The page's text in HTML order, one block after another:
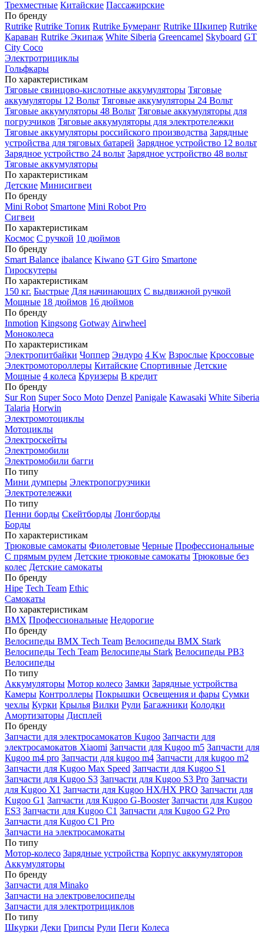
Трехместные Китайские Пассажирские
По бренду
Rutrike Rutrike Топик Rutrike Бумеранг Rutrike Шкипер Rutrike
Караван Rutrike Экипаж White Siberia Greencamel Skyboard GT
City Coco
Электротрициклы
Гольфкары
По характеристикам
Тяговые свинцово-кислотные аккумуляторы Тяговые
аккумуляторы 12 Вольт Тяговые аккумуляторы 24 Вольт
Тяговые аккумуляторы 48 Вольт Тяговые аккумуляторы для
погрузчиков Тяговые аккумуляторы для электротележки
Тяговые аккумуляторы российского производства Зарядные
устройства для тяговых батарей Зарядное устройство 12 вольт
Зарядное устройство 24 вольт Зарядное устройство 48 вольт
Тяговые аккумуляторы
По характеристикам
Детские Минисигвеи
По бренду
Mini Robot Smartone Mini Robot Pro
Сигвеи
По характеристикам
Космос С ручкой 10 дюймов
По бренду
Smart Balance ibalance Kiwano GT Giro Smartone
Гироскутеры
По характеристикам
150 кг. Быстрые Для начинающих С выдвижной ручкой
Мощные 18 дюймов 16 дюймов
По бренду
Inmotion Kingsong Gotway Airwheel
Моноколеса
По характеристикам
Электропитбайки Чоппер Эндуро 4 Kw Взрослые Кроссовые
Электромотороллеры Китайские Спортивные Детские
Мощные 4 колеса Круизеры В кредит
По бренду
Sur Ron Super Soco Moto Denzel Panigale Kawasaki White Siberia
Talaria Horwin
Электромотоциклы
Мотоциклы
Электроскейты
Электромобили
Электромобили багги
По типу
Мини думперы Электропогрузчики
Электротележки
По типу
Пенни борды Скейтборды Лонгборды
Борды
По характеристикам
Трюковые самокаты Фиолетовые Черные Профессиональные
С прямым рулем Детские трюковые самокаты Трюковые без
колес Детские самокаты
По бренду
Hipe Tech Team Ethic
Самокаты
По характеристикам
BMX Профессиональные Недорогие
По бренду
Велосипеды BMX Tech Team Велосипеды BMX Stark
Велосипеды Tech Team Велосипеды Stark Велосипеды РВЗ
Велосипеды
По типу
Аккумуляторы Мотор колесо Замки Зарядные устройства
Камеры Контроллеры Покрышки Освещения и фары Сумки
чехлы Курки Крылья Вилки Рули Багажники Колодки
Амортизаторы Дисплей
По бренду
Запчасти для электросамокатов Kugoo Запчасти для
электросамокатов Xiaomi Запчасти для Kugoo m5 Запчасти для
Кugoo m4 pro Запчасти для kugoo m4 Запчасти для kugoo m2
Запчасти для Kugoo Max Speed Запчасти для Kugoo S1
Запчасти для Kugoo S3 Запчасти для Kugoo S3 Pro Запчасти
для Kugoo X1 Запчасти для Kugoo HX/HX PRO Запчасти для
Kugoo G1 Запчасти для Kugoo G-Booster Запчасти для Kugoo
ES3 Запчасти для Kugoo C1 Запчасти для Kugoo G2 Pro
Запчасти для Kugoo C1 Pro
Запчасти на электросамокаты
По типу
Мотор-колесо Зарядные устройства Корпус аккумуляторов
Аккумуляторы
По бренду
Запчасти для Minako
Запчасти на электровелосипеды
Запчасти для электротрициклов
По типу
Шкурки Деки Грипсы Рули Пеги Колеса